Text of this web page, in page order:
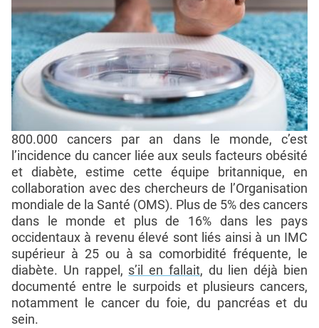
800.000 cancers par an dans le monde, c’est
l’incidence du cancer liée aux seuls facteurs obésité
et diabète, estime cette équipe britannique, en
collaboration avec des chercheurs de l’Organisation
mondiale de la Santé (OMS). Plus de 5% des cancers
dans le monde et plus de 16% dans les pays
occidentaux à revenu élevé sont liés ainsi à un IMC
supérieur à 25 ou à sa comorbidité fréquente, le
diabète. Un rappel, s’il en fallait, du lien déjà bien
documenté entre le surpoids et plusieurs cancers,
notamment le cancer du foie, du pancréas et du
sein.